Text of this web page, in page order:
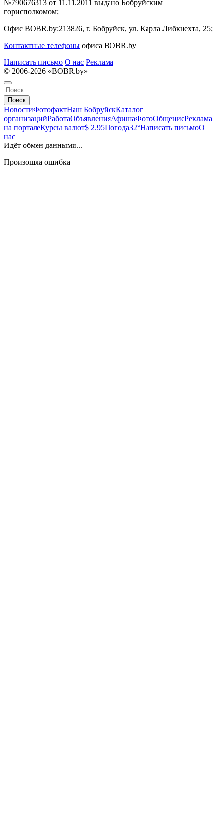
№790676313 от 11.11.2011 выдано Бобруйским
горисполкомом;
Офис BOBR.by:213826, г. Бобруйск, ул. Карла Либкнехта, 25;
Контактные телефоны офиса BOBR.by
Написать письмо О нас Реклама
© 2006-2026 «BOBR.by»
Поиск
НовостиФотофактНаш БобруйскКаталог
организацийРаботаОбъявленияАфишаФотоОбщениеРеклама
на порталеКурсы валют$ 2.95Погода32°Написать письмоО
нас
Идёт обмен данными...
Произошла ошибка